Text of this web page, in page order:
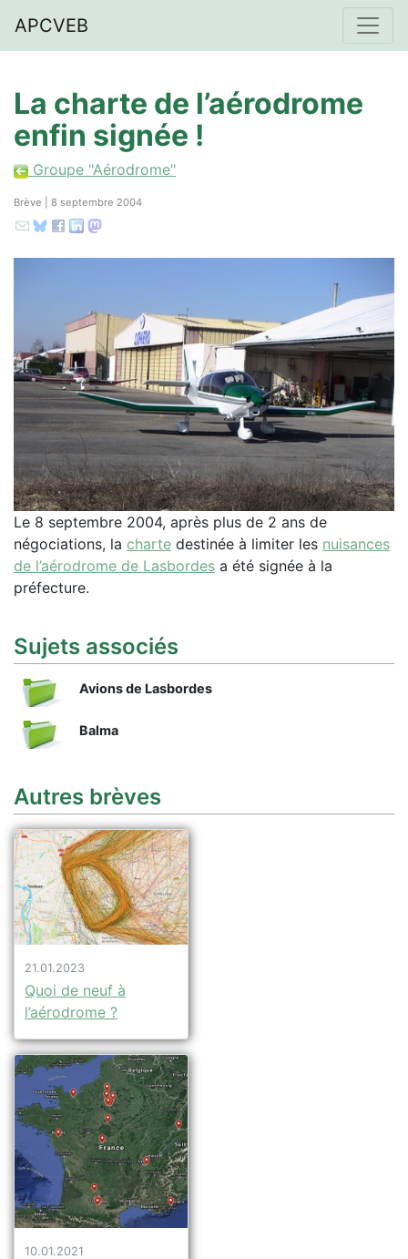
APCVEB
La charte de l’aérodrome
enfin signée !
Groupe "Aérodrome"
Brève | 8 septembre 2004
Le 8 septembre 2004, après plus de 2 ans de
négociations, la charte destinée à limiter les nuisances
de l’aérodrome de Lasbordes a été signée à la
préfecture.
Sujets associés
Avions de Lasbordes
Balma
Autres brèves
21.01.2023
Quoi de neuf à
l’aérodrome ?
10.01.2021